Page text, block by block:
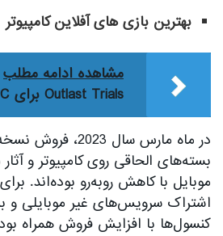
بهترین بازی های آفلاین کامپیوتر
مشاهده ادامه مطلب
Outlast Trials برای PC
در ماه مارس سال
بسته‌های الحاقی روی کامپیوتر و
موبایل با کاهش رو‌به‌رو بوده‌اند.
اشتراک سرویس‌های غیر موبایلی و
کنسول‌ها با افزایش فروش همراه